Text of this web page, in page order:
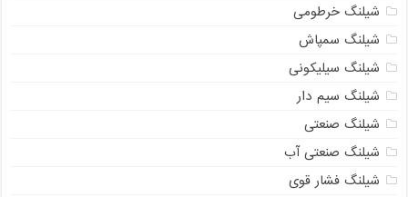
شیلنگ خرطومی
شیلنگ سمپاش
شیلنگ سیلیکونی
شیلنگ سیم دار
شیلنگ صنعتی
شیلنگ صنعتی آب
شیلنگ فشار قوی